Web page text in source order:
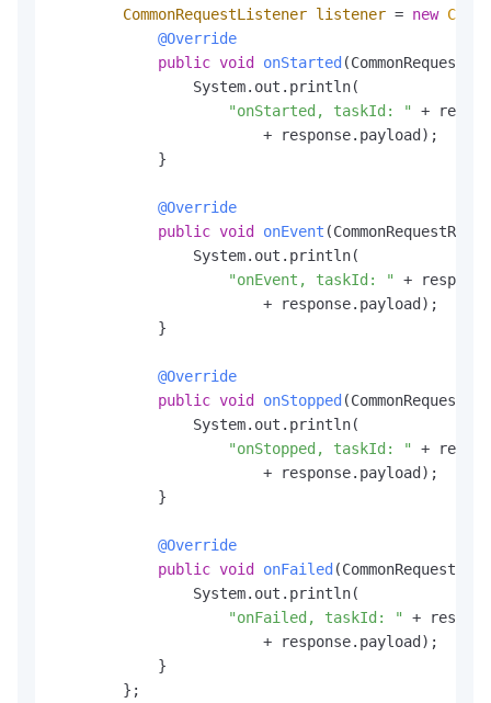
CommonRequestListener listener = new
@Override
public void onStarted
                System.out.println(
"onStarted, taskId: "
+
                        + response.payload);
            }
@Override
public void onEvent
                System.out.println(
"onEvent, taskId: "
+
                        + response.payload);
            }
@Override
public void onStopped
                System.out.println(
"onStopped, taskId: "
+
                        + response.payload);
            }
@Override
public void onFailed
                System.out.println(
"onFailed, taskId: "
+
                        + response.payload);
            }
        };